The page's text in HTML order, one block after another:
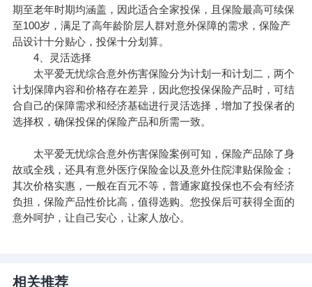
期至老年时期均涵盖，因此适合全家投保，且保险最高可续保
至100岁，满足了高年龄阶层人群对意外保障的需求，保险产
品设计十分贴心，投保十分划算。
4、灵活选择
太平爱无忧综合意外伤害保险分为计划一和计划二，两个
计划保障内容和价格存在差异，因此您投保保险产品时，可结
合自己的保障需求和经济基础进行灵活选择，增加了投保者的
选择权，确保投保的保险产品和所需一致。
太平爱无忧综合意外伤害保险案例可知，保险产品除了身
故或全残，还具有意外医疗保险金以及意外住院津贴保险金；
其次价格实惠，一般在百元不等，普通家庭投保也不会有经济
负担，保险产品性价比高，值得选购。您投保后可获得全面的
意外呵护，让自己安心，让家人放心。
相关推荐